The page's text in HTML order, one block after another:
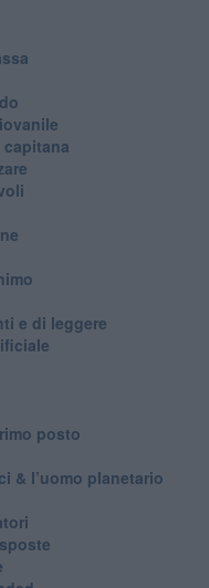
capitana
e di leggere
posto
& l’uomo planetario